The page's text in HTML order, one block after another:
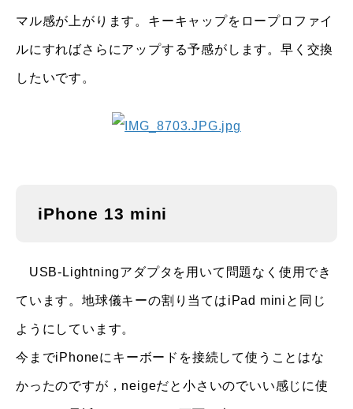
マル感が上がります。キーキャップをロープロファイ
ルにすればさらにアップする予感がします。早く交換
したいです。
iPhone 13 mini
USB-Lightningアダプタを用いて問題なく使用でき
ています。地球儀キーの割り当てはiPad miniと同じ
ようにしています。
今までiPhoneにキーボードを接続して使うことはな
かったのですが，neigeだと小さいのでいい感じに使